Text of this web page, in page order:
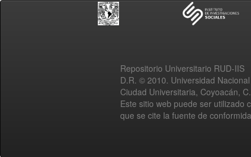
Repositorio Universitario RUD-IIS
D.R. © 2010. Universidad
Ciudad Universitaria, Coyoacán,
Este sitio web puede ser utilizado
que se cite la fuente de